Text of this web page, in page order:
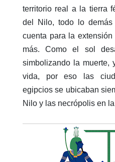
territorio real a la tierra
del Nilo, todo lo
cuenta para la
más. Como el sol
simbolizando la muerte,
vida, por eso las
egipcios se ubicaban
Nilo y las necrópolis en